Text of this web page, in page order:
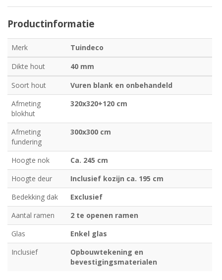
Productinformatie
Merk
Tuindeco
Dikte hout
40 mm
Soort hout
Vuren blank en onbehandeld
Afmeting
blokhut
320x320+120 cm
Afmeting
fundering
300x300 cm
Hoogte nok
Ca. 245 cm
Hoogte deur
Inclusief kozijn ca. 195 cm
Bedekking dak
Exclusief
Aantal ramen
2 te openen ramen
Glas
Enkel glas
Inclusief
Opbouwtekening en
bevestigingsmaterialen